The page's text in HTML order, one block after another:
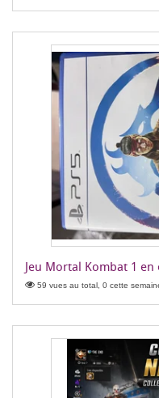
Jeu Mortal Kombat 1
59 vues au total, 0 cette